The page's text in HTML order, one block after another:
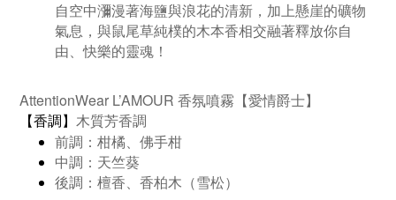
自空中瀰漫著海鹽與浪花的清新，加上懸崖的礦物
氣息，與鼠尾草純樸的木本香相交融著釋放你自
由、快樂的靈魂！
AttentionWear L’AMOUR 香氛噴霧【愛情爵士】
【香調 】 木質芳香調
前調：柑橘、佛手柑
中調：天竺葵
後調：檀香、香柏木（雪松）